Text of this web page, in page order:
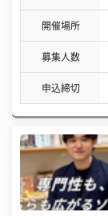
開催場所
募集人数
申込締切